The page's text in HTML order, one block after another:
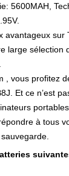
5600MAH,
avantageux sur
large sélection
, vous profitez
Et ce n’est
à tous